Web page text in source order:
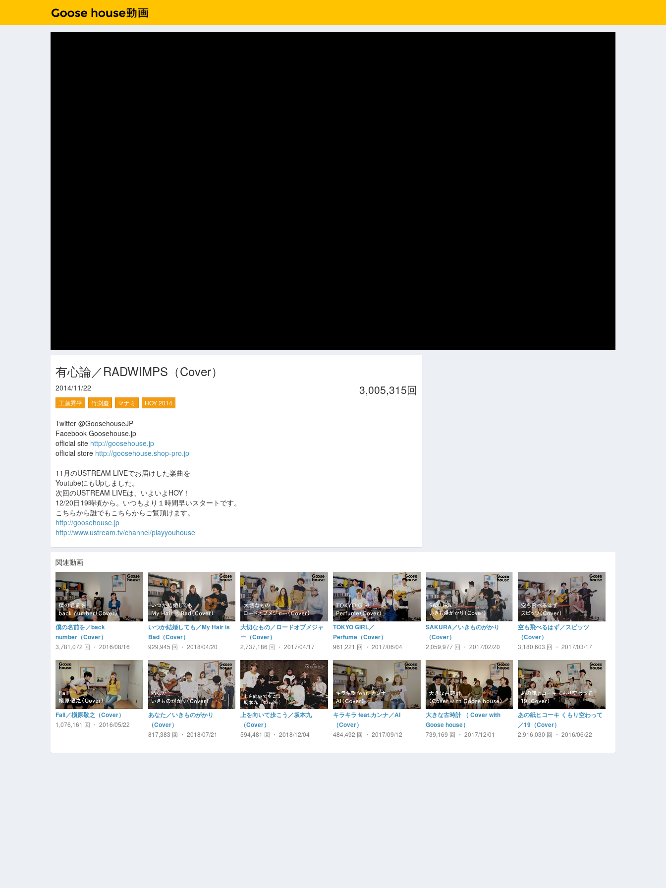
有心論／RADWIMPS（Cover）
3,005,315回
2014/11/22
工藤秀平 竹渕慶 マナミ HOY 2014
Twitter @GoosehouseJP
Facebook Goosehouse.jp
official site http://goosehouse.jp
official store http://goosehouse.shop-pro.jp
11月のUSTREAM LIVEでお届けした楽曲を
YoutubeにもUpしました。
次回のUSTREAM LIVEは、いよいよHOY！
12/20日19時頃から。いつもより１時間早いスタートです。
こちらから誰でもこちらからご覧頂けます。
http://goosehouse.jp
http://www.ustream.tv/channel/playyouhouse
関連動画
僕の名前を／back
number（Cover）
3,781,072 回 ・ 2016/08/16
いつか結婚しても／My Hair is
Bad（Cover）
929,945 回 ・ 2018/04/20
大切なもの／ロードオブメジャ
ー（Cover）
2,737,186 回 ・ 2017/04/17
TOKYO GIRL／
Perfume（Cover）
961,221 回 ・ 2017/06/04
SAKURA／いきものがかり
（Cover）
2,059,977 回 ・ 2017/02/20
空も飛べるはず／スピッツ
（Cover）
3,180,603 回 ・ 2017/03/17
Fall／槇原敬之（Cover）
1,076,161 回 ・ 2016/05/22
あなた／いきものがかり
（Cover）
817,383 回 ・ 2018/07/21
上を向いて歩こう／坂本九
（Cover）
594,481 回 ・ 2018/12/04
キラキラ feat.カンナ／AI
（Cover）
484,492 回 ・ 2017/09/12
大きな古時計 （ Cover with
Goose house）
739,169 回 ・ 2017/12/01
あの紙ヒコーキ くもり空わって
／19（Cover）
2,916,030 回 ・ 2016/06/22